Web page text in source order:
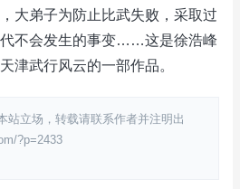
大弟子为防止比武失败，采取过
不会发生的事变……这是徐浩峰
津武行风云的一部作品。
站立场，转载请联系作者并注明出
?p=2433